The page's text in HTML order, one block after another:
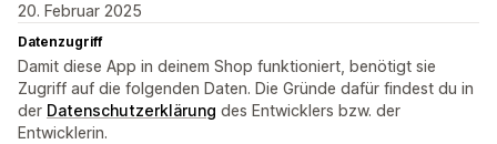
20. Februar 2025
Datenzugriff
Damit diese App in deinem Shop funktioniert, benötigt sie
Zugriff auf die folgenden Daten. Die Gründe dafür findest du in
der Datenschutzerklärung des Entwicklers bzw. der
Entwicklerin.